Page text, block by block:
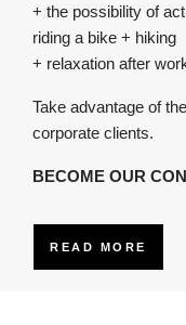
+ the possibility of
riding a bike + hiking
+ relaxation after
Take advantage of
corporate clients.
BECOME OUR
READ MORE